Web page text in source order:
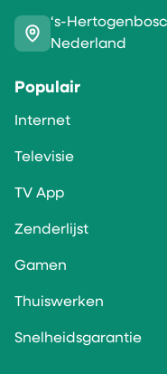
‘s-
Nederland
Populair
Internet
Televisie
TV App
Zenderlijst
Gamen
Thuiswerken
Snelheidsgarantie